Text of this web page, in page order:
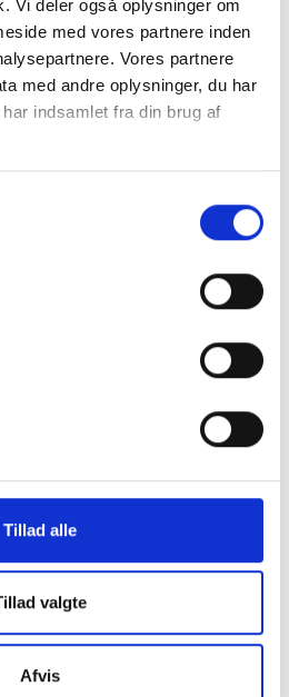
Vi deler også oplysninger om
med vores partnere inden
Vores partnere
med andre oplysninger, du har
indsamlet fra din brug af
Tillad alle
valgte
Afvis
Madsen
direktør
bma@bl.dk